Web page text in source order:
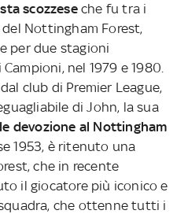
scozzeseche fu tra i
Nottingham Forest,
per due stagioni
nel 1979 e 1980.
club di Premier League,
di John, la sua
devozione al Nottingham
1953, è ritenuto una
che in recente
il giocatore più iconico e
che ottenne tutti i